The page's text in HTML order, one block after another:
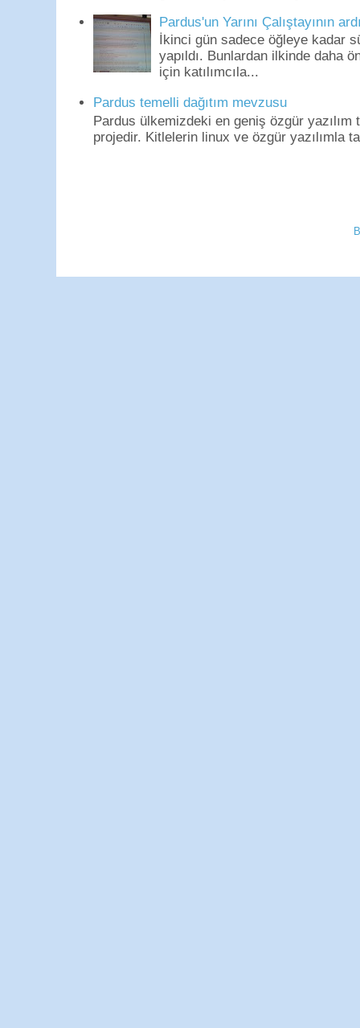
Pardus'un Yarını Çalıştayının
İkinci gün sadece öğleye kadar
yapıldı. Bunlardan ilkinde daha
için katılımcıla...
Pardus temelli dağıtım mevzusu
Pardus ülkemizdeki en geniş özgür
projedir. Kitlelerin linux ve özgür yazılımla